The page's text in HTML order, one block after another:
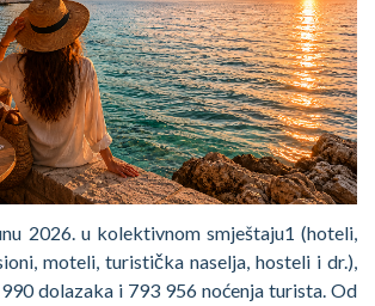
2026. u kolektivnom smještaju1 (hoteli,
moteli, turistička naselja, hosteli i dr.),
dolazaka i 793 956 noćenja turista. Od